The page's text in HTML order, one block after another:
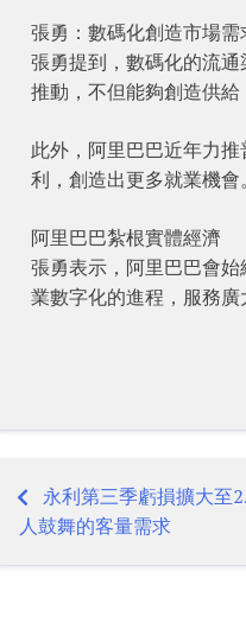
張勇：數碼化創造市場需
張勇提到，數碼化的流
推動，不但能夠創造供
此外，阿里巴巴近年力
利，創造出更多就業機會。
阿里巴巴紮根實體經濟
張勇表示，阿里巴巴會
業數字化的進程，服務廣
Post
navigation
永利第三季虧損擴大
人鼓舞的客量需求